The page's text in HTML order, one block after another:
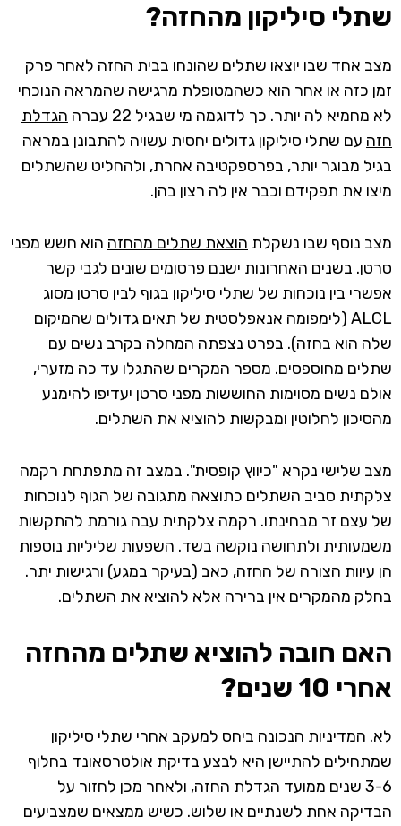
שתלי סיליקון מהחזה?
מצב אחד שבו יוצאו שתלים שהונחו בבית החזה לאחר פרק
זמן כזה או אחר הוא כשהמטופלת מרגישה שהמראה הנוכחי
לא מחמיא לה יותר. כך לדוגמה מי שבגיל 22 עברה
הגדלת
חזה עם שתלי סיליקון גדולים יחסית עשויה להתבונן במראה
בגיל מבוגר יותר, בפרספקטיבה אחרת, ולהחליט שהשתלים
מיצו את תפקידם וכבר אין לה רצון בהן.
מצב נוסף שבו נשקלת הוצאת שתלים מהחזה הוא חשש מפני
סרטן. בשנים האחרונות ישנם פרסומים שונים לגבי קשר
אפשרי בין נוכחות של שתלי סיליקון בגוף לבין סרטן מסוג
ALCL (לימפומה אנאפלסטית של תאים גדולים שהמיקום
שלה הוא בחזה). בפרט נצפתה המחלה בקרב נשים עם
שתלים מחוספסים. מספר המקרים שהתגלו עד כה מזערי,
אולם נשים מסוימות החוששות מפני סרטן יעדיפו להימנע
מהסיכון לחלוטין ומבקשות להוציא את השתלים.
מצב שלישי נקרא "כיווץ קופסית". במצב זה מתפתחת רקמה
צלקתית סביב השתלים כתוצאה מתגובה של הגוף לנוכחות
של עצם זר מבחינתו. רקמה צלקתית עבה גורמת להתקשות
משמעותית ולתחושה נוקשה בשד. השפעות שליליות נוספות
הן עיוות הצורה של החזה, כאב (בעיקר במגע) ורגישות יתר.
בחלק מהמקרים אין ברירה אלא להוציא את השתלים.
האם חובה להוציא שתלים מהחזה
אחרי 10 שנים?
לא. המדיניות הנכונה ביחס למעקב אחרי שתלי סיליקון
שמתחילים להתיישן היא לבצע בדיקת אולטרסאונד בחלוף
3-6 שנים ממועד הגדלת החזה, ולאחר מכן לחזור על
הבדיקה אחת לשנתיים או שלוש. כשיש ממצאים שמצביעים